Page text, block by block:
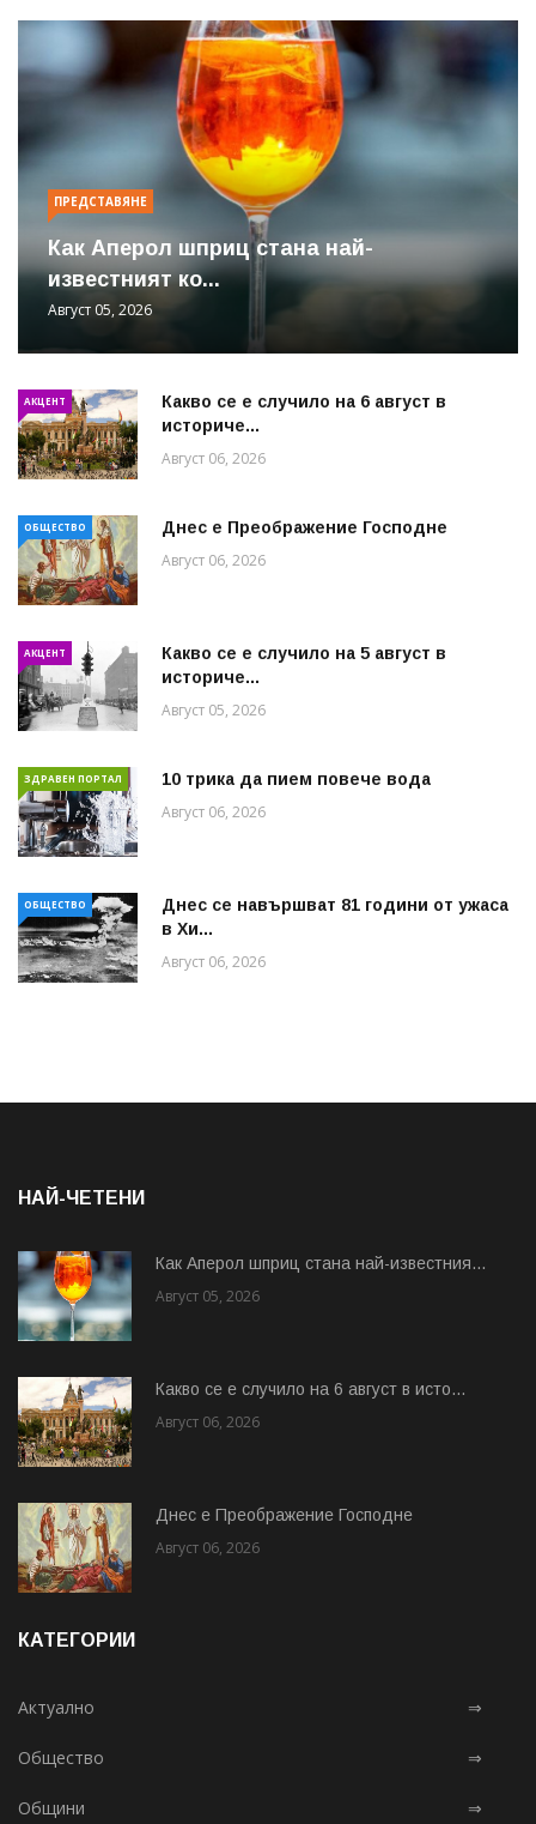
ПРЕДСТАВЯНЕ
Как Аперол шприц стана най-
известният ко...
Август 05, 2026
АКЦЕНТ
Какво се е случило на 6 август в
историче...
Август 06, 2026
ОБЩЕСТВО Днес е Преображение Господне
Август 06, 2026
АКЦЕНТ
Какво се е случило на 5 август в
историче...
Август 05, 2026
ЗДРАВЕН ПОРТАЛ 10 трика да пием повече вода
Август 06, 2026
ОБЩЕСТВО
Днес се навършват 81 години от ужаса
в Хи...
Август 06, 2026
НАЙ-ЧЕТЕНИ
Как Аперол шприц стана най-известния...
Август 05, 2026
Какво се е случило на 6 август в исто...
Август 06, 2026
Днес е Преображение Господне
Август 06, 2026
КАТЕГОРИИ
Актуално ⇒
Общество ⇒
Общини ⇒